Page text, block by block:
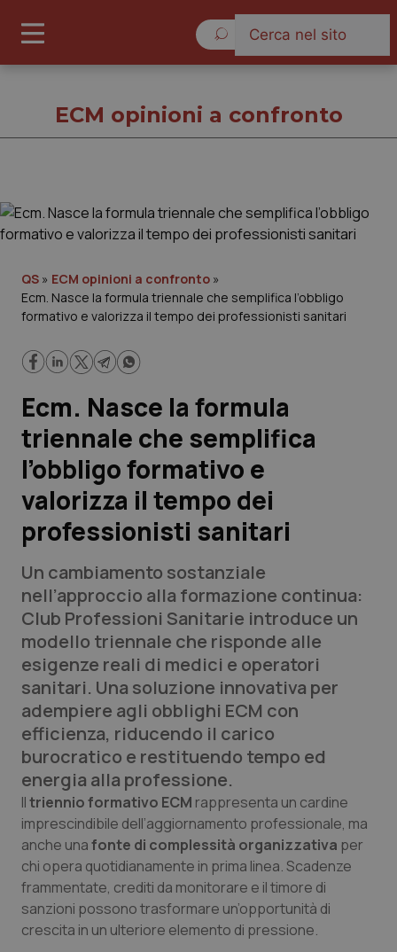
Governo e Parlamento
Regioni e Asl
Lavoro e Professioni
Scienza e Farmaci
Studi e Analisi
Lettere al direttore
Edizioni Regionali
QS Pro
Professionisti Sanitari.AI
Abruzzo
Basilicata
Calabria
Campania
Emilia-Romagna
QS Pro Gold
Artrite & artrosi
Asma & BPCO
Car-T
Colesterolo & coronaropatie
QS Club Newsletter
ECM opinioni a confronto
QS » ECM opinioni a confronto »
Ecm. Nasce la formula triennale che semplifica l’obbligo
formativo e valorizza il tempo dei professionisti sanitari
Ecm. Nasce la formula
triennale che semplifica
l’obbligo formativo e
valorizza il tempo dei
professionisti sanitari
Un cambiamento sostanziale
nell’approccio alla formazione continua:
Club Professioni Sanitarie introduce un
modello triennale che risponde alle
esigenze reali di medici e operatori
sanitari. Una soluzione innovativa per
adempiere agli obblighi ECM con
efficienza, riducendo il carico
burocratico e restituendo tempo ed
energia alla professione.
Iltriennio formativo ECM rappresenta un cardine
imprescindibile dell’aggiornamento professionale, ma
anche unafonte di complessità organizzativa per
chi opera quotidianamente in prima linea. Scadenze
frammentate, crediti da monitorare e il timore di
sanzioni possono trasformare un’opportunità di
crescita in un ulteriore elemento di pressione.